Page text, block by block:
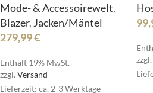
Mode- & Accessoirewelt,
Blazer, Jacken/Mäntel
279,99€
Enthält 19% MwSt.
zzgl. Versand
Lieferzeit: ca. 2-3 Werktage
zzgl.